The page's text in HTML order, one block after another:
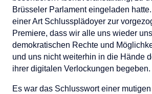
Brüsseler Parlament eingeladen
einer Art Schlussplädoyer zur
Premiere, dass wir alle uns wieder
demokratischen Rechte und
und uns nicht weiterhin in die Hände
ihrer digitalen Verlockungen begeben.
Es war das Schlusswort einer